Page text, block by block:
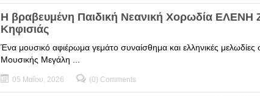
Η βραβευμένη Παιδική Νεανική Χορωδία ΕΛΕΝΗ
Κηφισιάς
Ένα μουσικό αφιέρωμα γεμάτο συναίσθημα και ελληνικές
Μουσικής Μεγάλη ...
05 Μαΐου, 2026 (0) Comments